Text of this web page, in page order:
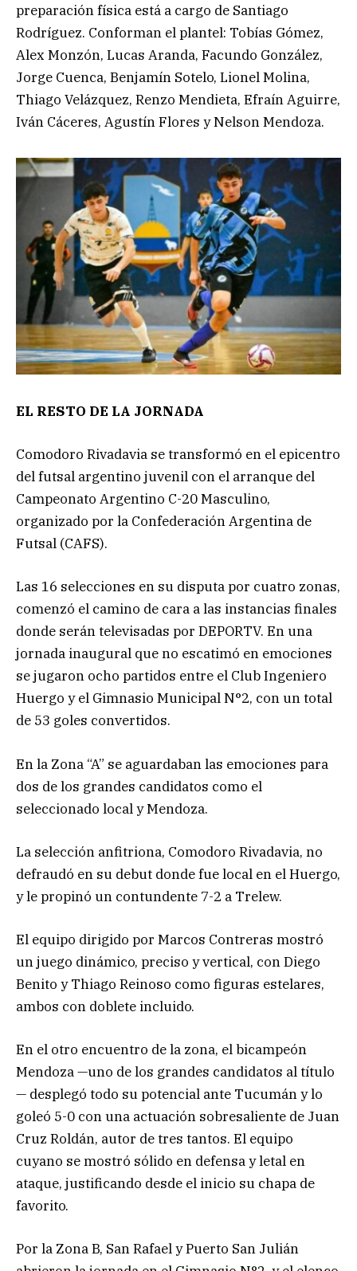
preparación física está a cargo de Santiago
Rodríguez. Conforman el plantel: Tobías Gómez,
Alex Monzón, Lucas Aranda, Facundo González,
Jorge Cuenca, Benjamín Sotelo, Lionel Molina,
Thiago Velázquez, Renzo Mendieta, Efraín Aguirre,
Iván Cáceres, Agustín Flores y Nelson Mendoza.
EL RESTO DE LA JORNADA
Comodoro Rivadavia se transformó en el epicentro
del futsal argentino juvenil con el arranque del
Campeonato Argentino C-20 Masculino,
organizado por la Confederación Argentina de
Futsal (CAFS).
Las 16 selecciones en su disputa por cuatro zonas,
comenzó el camino de cara a las instancias finales
donde serán televisadas por DEPORTV. En una
jornada inaugural que no escatimó en emociones
se jugaron ocho partidos entre el Club Ingeniero
Huergo y el Gimnasio Municipal N°2, con un total
de 53 goles convertidos.
En la Zona “A” se aguardaban las emociones para
dos de los grandes candidatos como el
seleccionado local y Mendoza.
La selección anfitriona, Comodoro Rivadavia, no
defraudó en su debut donde fue local en el Huergo,
y le propinó un contundente 7-2 a Trelew.
El equipo dirigido por Marcos Contreras mostró
un juego dinámico, preciso y vertical, con Diego
Benito y Thiago Reinoso como figuras estelares,
ambos con doblete incluido.
En el otro encuentro de la zona, el bicampeón
Mendoza —uno de los grandes candidatos al título
— desplegó todo su potencial ante Tucumán y lo
goleó 5-0 con una actuación sobresaliente de Juan
Cruz Roldán, autor de tres tantos. El equipo
cuyano se mostró sólido en defensa y letal en
ataque, justificando desde el inicio su chapa de
favorito.
Por la Zona B, San Rafael y Puerto San Julián